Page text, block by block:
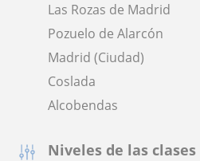
Las Rozas de Madrid
Pozuelo de Alarcón
Madrid (Ciudad)
Coslada
Alcobendas
Niveles de las clases